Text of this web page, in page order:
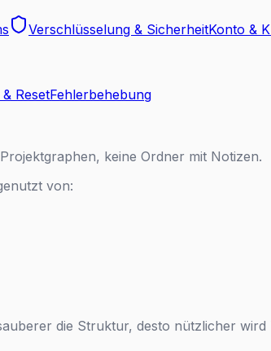
Verschlüsselung & SicherheitKonto &
ResetFehlerbehebung
keine Ordner mit Notizen.
von:
die Struktur, desto nützlicher